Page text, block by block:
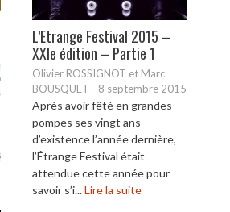
L’Etrange Festival 2015 –
XXIe édition – Partie 1
Olivier ROSSIGNOT et Marc
BOUSQUET - 8 septembre 2015
Après avoir fêté en grandes
pompes ses vingt ans
d’existence l’année dernière,
l’Étrange Festival était
attendue cette année pour
savoir s’i...Lire la suite